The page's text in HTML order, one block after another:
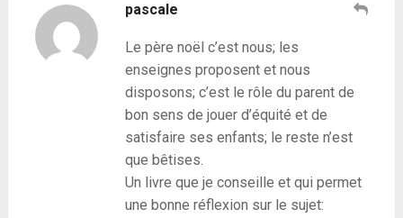
pascale
Le père noël c’est nous; les
enseignes proposent et nous
disposons; c’est le rôle du parent de
bon sens de jouer d’équité et de
satisfaire ses enfants; le reste n’est
que bêtises.
Un livre que je conseille et qui permet
une bonne réflexion sur le sujet: